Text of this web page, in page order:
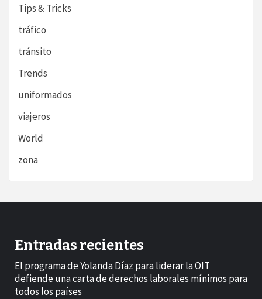
Tips & Tricks
tráfico
tránsito
Trends
uniformados
viajeros
World
zona
Entradas recientes
El programa de Yolanda Díaz para liderar la OIT
defiende una carta de derechos laborales mínimos para
todos los países